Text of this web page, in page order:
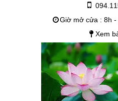
Giờ mở cửa : 8h -
Xem